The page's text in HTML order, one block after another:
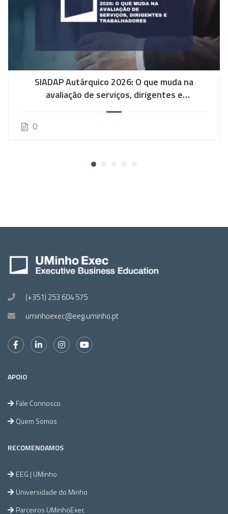
SIADAP Autárquico 2026: O que muda na
avaliação de serviços, dirigentes e
0
(+351) 253 604 575
uminhoexec@eeg.uminho.pt
APOIO
Fale Connosco
Quem Somos
RECOMENDAMOS
EEG | UMinho
Universidade do Minho
Parceiros UMinhoExec